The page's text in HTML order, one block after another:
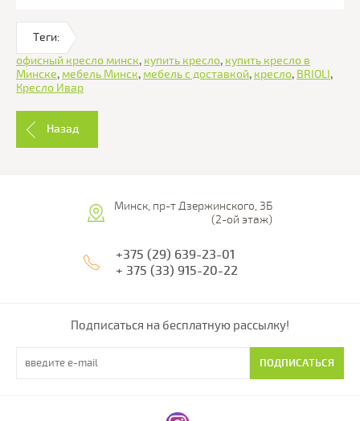
Теги:
офисный кресло минск, купить кресло, купить кресло в
Минске, мебель Минск, мебель с доставкой, кресло, BRIOLI,
Кресло Ивар
Назад
Минск, пр-т Дзержинского, 3Б
(2-ой этаж)
+375 (29) 639-23-01
+ 375 (33) 915-20-22
Подписаться на бесплатную рассылку!
ПОДПИСАТЬСЯ